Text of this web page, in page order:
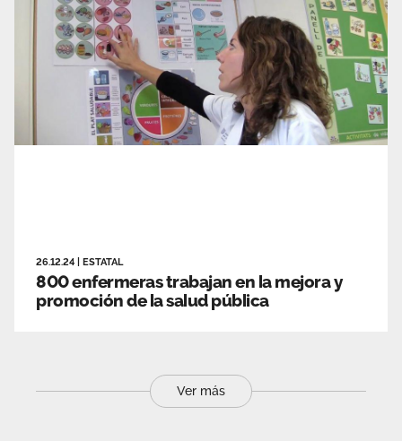
26.12.24 ESTATAL
800 enfermeras trabajan en la mejora y
promoción de la salud pública
Ver más